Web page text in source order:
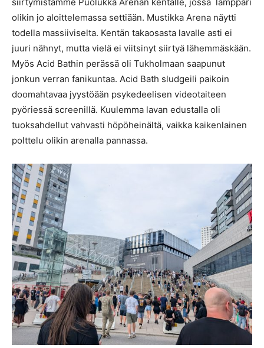
olikin jo aloittelemassa settiään. Mustikka Arena näytti
todella massiiviselta. Kentän takaosasta lavalle asti ei
juuri nähnyt, mutta vielä ei viitsinyt siirtyä lähemmäskään.
Myös Acid Bathin perässä oli Tukholmaan saapunut
jonkun verran fanikuntaa. Acid Bath sludgeili paikoin
doomahtavaa jyystöään psykedeelisen videotaiteen
pyöriessä screenillä. Kuulemma lavan edustalla oli
tuoksahdellut vahvasti höpöheinältä, vaikka kaikenlainen
polttelu olikin arenalla pannassa.